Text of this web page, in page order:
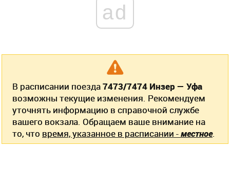
ad
В расписании поезда7473/7474 Инзер — Уфа
возможны текущие изменения. Рекомендуем
уточнять информацию в справочной службе
вашего вокзала. Обращаем ваше внимание на
то, что время, указанное в расписании -местное.